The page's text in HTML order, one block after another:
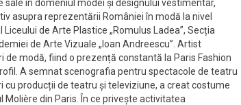
în domeniul modei și designului vestimentar,
asupra reprezentării României în modă la nivel
de Arte Plastice „Romulus Ladea”, Secția
de Arte Vizuale „Ioan Andreescu”. Artist
modă, fiind o prezență constantă la Paris Fashion
A semnat scenografia pentru spectacole de teatru
producții de teatru și televiziune, a creat costume
din Paris. În ce privește activitatea